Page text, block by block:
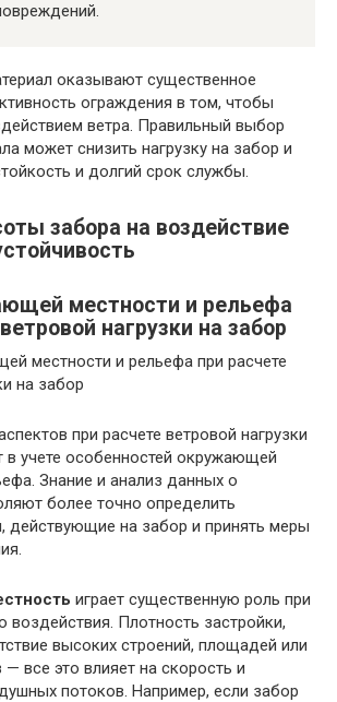
оказывают существенное
ограждения в том, чтобы
ветра. Правильный выбор
может снизить нагрузку на забор и
и долгий срок службы.
забора на воздействие
местности и рельефа
нагрузки на забор
при расчете ветровой нагрузки
в учете особенностей окружающей
Знание и анализ данных о
более точно определить
на забор и принять меры
играет существенную роль при
воздействия. Плотность застройки,
высоких строений, площадей или
все это влияет на скорость и
потоков. Например, если забор